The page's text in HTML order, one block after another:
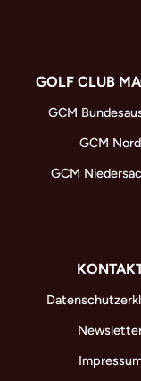
GOLF CLUB
GCM
GCM Nord
GCM